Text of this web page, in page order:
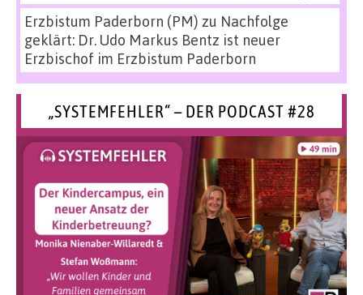
Erzbistum Paderborn (PM) zu Nachfolge
geklärt: Dr. Udo Markus Bentz ist neuer
Erzbischof im Erzbistum Paderborn
„SYSTEMFEHLER“ – DER PODCAST #28